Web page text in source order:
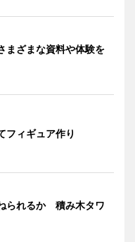
まざまな資料や体験を
フィギュア作り
られるか 積み木タワ